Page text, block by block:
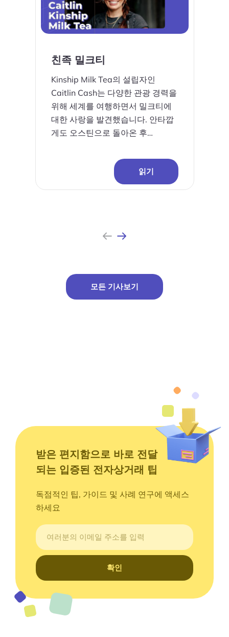
친족 밀크티
Kinship Milk Tea의 설립자인
Caitlin Cash는 다양한 관광 경력을
위해 세계를 여행하면서 밀크티에
대한 사랑을 발견했습니다. 안타깝
게도 오스틴으로 돌아온 후…
읽기
모든 기사보기
이
다
받은 편지함으로 바로 전달
되는 입증된 전자상거래 팁
독점적인 팁, 가이드 및 사례 연구에 액세스
하세요
확인